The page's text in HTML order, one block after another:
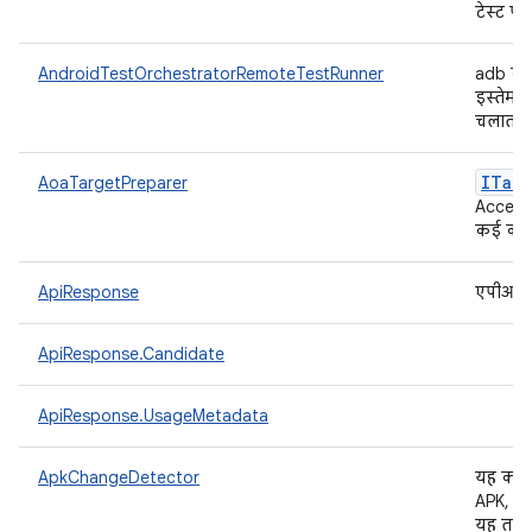
टेस्ट
AndroidTestOrchestratorRemoteTestRunner
adb
चलाता
AoaTargetPreparer
कई
ApiResponse एपीआई
ApiResponse.Candidate
ApiResponse.UsageMetadata
ApkChangeDetector
यह
APK,
यह तय